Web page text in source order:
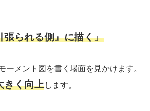
張られる側』に描く」
メント図を書く場面を見かけます。
きく向上します。